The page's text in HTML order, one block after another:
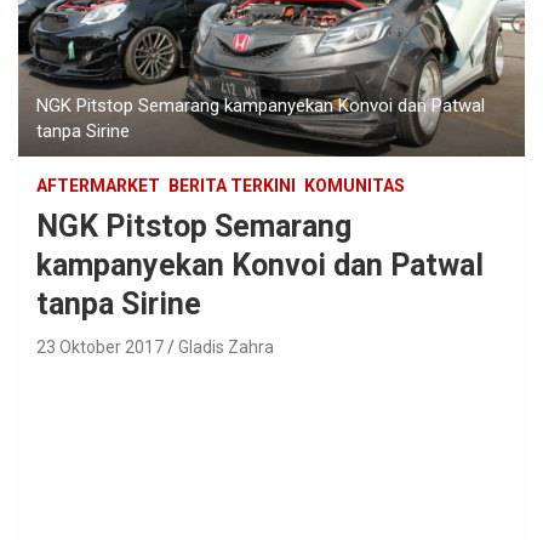
NGK Pitstop Semarang kampanyekan Konvoi dan Patwal
tanpa Sirine
AFTERMARKET BERITA TERKINI KOMUNITAS
NGK Pitstop Semarang
kampanyekan Konvoi dan Patwal
tanpa Sirine
23 Oktober 2017 Gladis Zahra